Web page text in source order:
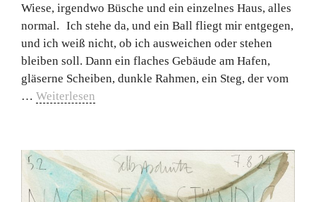
Wiese, irgendwo Büsche und ein einzelnes Haus, alles
normal. Ich stehe da, und ein Ball fliegt mir entgegen,
und ich weiß nicht, ob ich ausweichen oder stehen
bleiben soll. Dann ein flaches Gebäude am Hafen,
gläserne Scheiben, dunkle Rahmen, ein Steg, der vom
… Weiterlesen